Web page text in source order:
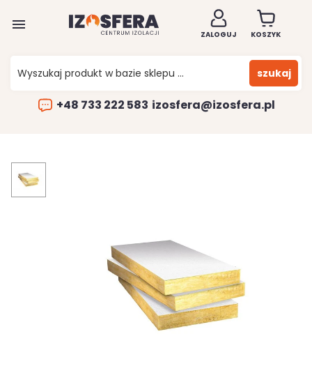

ZALOGUJ KOSZYK
szukaj
+48 733 222 583 izosfera@izosfera.pl